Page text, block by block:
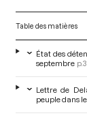
Table des matières
État des
septembre
Lettre de
peuple dans